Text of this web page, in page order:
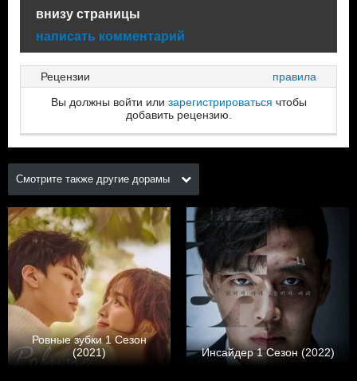
внизу страницы
написать комментарий
Рецензии
правила
Вы должны войти или зарегистрироваться чтобы
добавить рецензию.
Смотрите также другие дорамы
Ровные зубки 1 Сезон
(2021)
Инсайдер 1 Сезон (2022)